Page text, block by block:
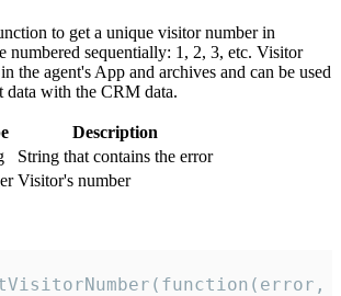
to get a unique visitor number in
numbered sequentially: 1, 2, 3, etc. Visitor
the agent's App and archives and can be used
data with the CRM data.
Description
String that contains the error
Visitor's number